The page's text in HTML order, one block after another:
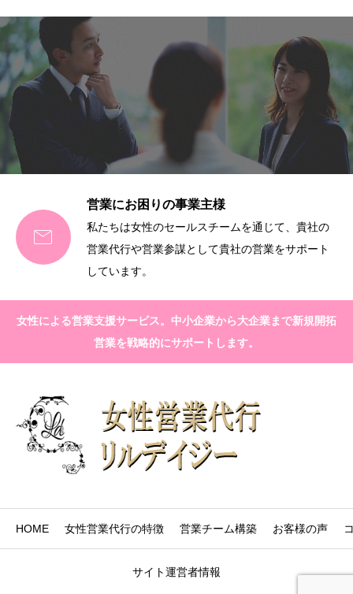

営業にお困りの事業主様
私たちは女性のセールスチームを通じて、貴社の
営業代行や営業参謀として貴社の営業をサポート
しています。
女性による営業支援サービス。中小企業から大企業まで新規開拓
営業を戦略的にサポートします。
HOME 女性営業代行の特徴 営業チーム構築 お客様の声
サイト運営者情報